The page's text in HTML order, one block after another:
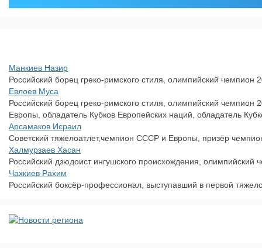
Манкиев Назир
Российский борец греко-римского стиля, олимпийский чемпион
Евлоев Муса
Российский борец греко-римского стиля, олимпийский
Европы, обладатель Кубков Европейских наций, обладатель
Арсамаков Исраил
Советский тяжелоатлет,чемпион СССР и Европы, призёр
Халмурзаев Хасан
Российский дзюдоист ингушского происхождения, олимпийский
Чахкиев Рахим
Российский боксёр-профессионал, выступавший в первой